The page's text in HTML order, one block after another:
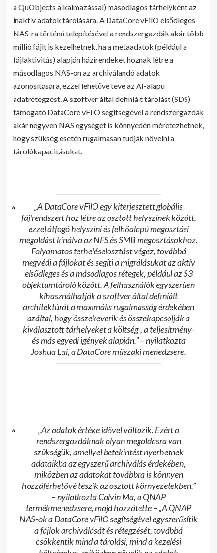
aQuObjects alkalmazással) másodlagos tárhelyként az
inaktív adatok tárolására. A DataCore vFilO elsődleges
NAS-ra történő telepítésével a rendszergazdák akár több
millió fájlt is kezelhetnek, ha a metaadatok (például a
fájlaktivitás) alapján házirendeket hoznak létre a
másodlagos NAS-on az archiválandó adatok
azonosítására, ezzel lehetővé téve az AI-alapú
adatrétegzést. A szoftver által definiált tárolást (SDS)
támogató DataCore vFilO segítségével a rendszergazdák
akár negyven NAS egységet is könnyedén méretezhetnek,
hogy szükség esetén rugalmasan tudják növelni a
tárolókapacitásukat.
„A DataCore vFilO egy kiterjesztett globális
fájlrendszert hoz létre az osztott helyszínek között,
ezzel átfogó helyszíni és felhőalapú megosztási
megoldást kínálva az NFS és SMB megosztásokhoz.
Folyamatos terheléselosztást végez, továbbá
megvédi a fájlokat és segíti a migrálásukat az aktív
elsődleges és a másodlagos rétegek, például az S3
objektumtároló között. A felhasználók egyszerűen
kihasználhatják a szoftver által definiált
architektúrát a maximális rugalmasság érdekében
azáltal, hogy összekeverik és összekapcsolják a
kiválasztott tárhelyeket a költség-, a teljesítmény-
és más egyedi igények alapján.” – nyilatkozta
Joshua Lai, a DataCore műszaki menedzsere.
„Az adatok értéke idővel változik. Ezért a
rendszergazdáknak olyan megoldásra van
szükségük, amellyel betekintést nyerhetnek
adataikba az egyszerű archiválás érdekében,
miközben az adatokat továbbra is könnyen
hozzáférhetővé teszik az osztott környezetekben.”
– nyilatkozta Calvin Ma, a QNAP
termékmenedzsere, majd hozzátette – „A QNAP
NAS-ok a DataCore vFilO segítségével egyszerűsítik
a fájlok archiválását és rétegzését, továbbá
csökkentik mind a tárolási, mind a kezelési